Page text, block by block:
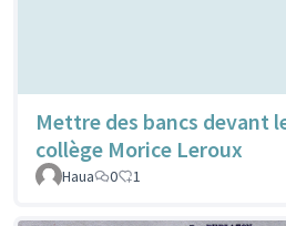
Mettre des bancs devant
collège Morice Leroux
Haua
0 1